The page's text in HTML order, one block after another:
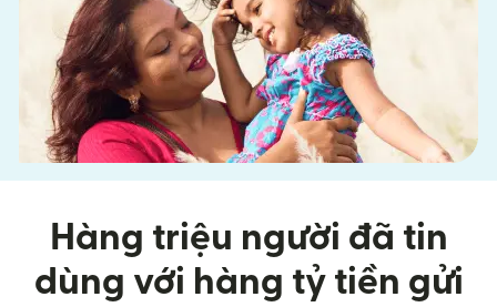
Hàng triệu người đã tin
dùng với hàng tỷ tiền gửi